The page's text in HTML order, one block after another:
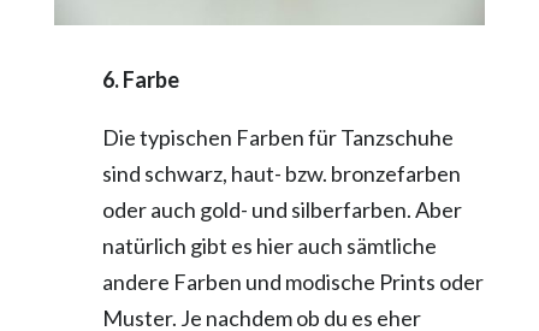
6. Farbe
Die typischen Farben für Tanzschuhe
sind schwarz, haut- bzw. bronzefarben
oder auch gold- und silberfarben. Aber
natürlich gibt es hier auch sämtliche
andere Farben und modische Prints oder
Muster. Je nachdem ob du es eher